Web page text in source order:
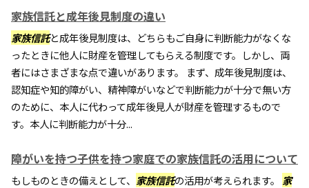
家族信託と成年後見制度の違い
家族信託と成年後見制度は、どちらもご自身に判断能力がなくな
ったときに他人に財産を管理してもらえる制度です。しかし、両
者にはさまざまな点で違いがあります。 まず、成年後見制度は、
認知症や知的障がい、精神障がいなどで判断能力が十分で無い方
のために、本人に代わって成年後見人が財産を管理するもので
す。本人に判断能力が十分...
障がいを持つ子供を持つ家庭での家族信託の活用について
もしものときの備えとして、 家族信託の活用が考えられます。 家